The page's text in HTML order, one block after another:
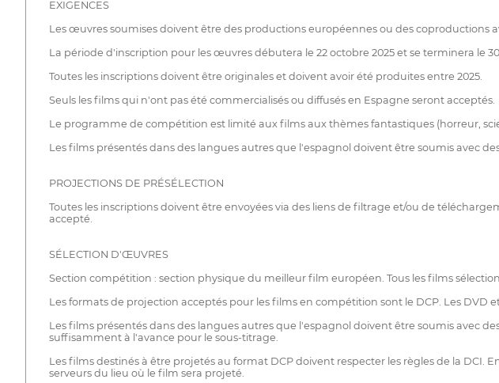
EXIGENCES
Les œuvres soumises doivent être des productions européennes ou des coproductions
La période d'inscription pour les œuvres débutera le 22 octobre 2025 et se terminera le
Toutes les inscriptions doivent être originales et doivent avoir été produites entre 2025.
Seuls les films qui n'ont pas été commercialisés ou diffusés en Espagne seront acceptés.
Le programme de compétition est limité aux films aux thèmes fantastiques (horreur,
Les films présentés dans des langues autres que l'espagnol doivent être soumis avec
PROJECTIONS DE PRÉSÉLECTION
Toutes les inscriptions doivent être envoyées via des liens de filtrage et/ou de
accepté.
SÉLECTION D'ŒUVRES
Section compétition : section physique du meilleur film européen. Tous les films
Les formats de projection acceptés pour les films en compétition sont le DCP. Les DVD
Les films présentés dans des langues autres que l'espagnol doivent être soumis avec
suffisamment à l'avance pour le sous-titrage.
Les films destinés à être projetés au format DCP doivent respecter les règles de la DCI.
serveurs du lieu où le film sera projeté.